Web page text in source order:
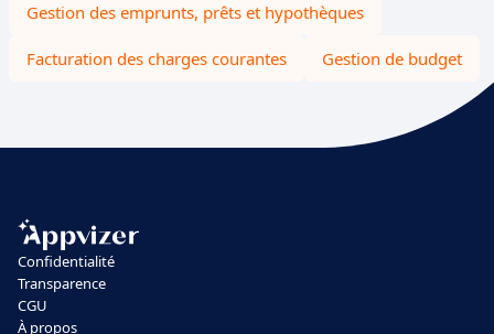
Gestion des emprunts, prêts et hypothèques
Facturation des charges courantes Gestion de budget
Confidentialité
Transparence
CGU
À propos